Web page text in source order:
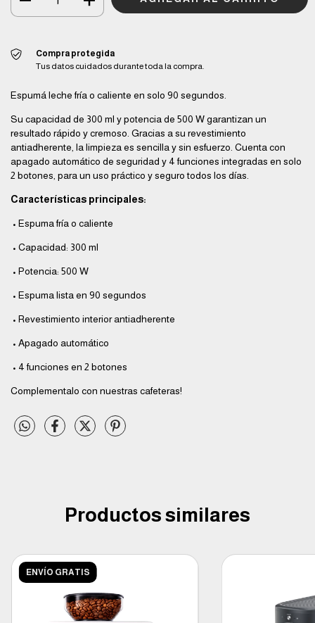
Compra protegida
Tus datos cuidados durante toda la compra.
Espumá leche fría o caliente en solo 90 segundos.
Su capacidad de 300 ml y potencia de 500 W garantizan un
resultado rápido y cremoso. Gracias a su revestimiento
antiadherente, la limpieza es sencilla y sin esfuerzo. Cuenta con
apagado automático de seguridad y 4 funciones integradas en solo
2 botones, para un uso práctico y seguro todos los días.
Características principales:
• Espuma fría o caliente
• Capacidad: 300 ml
• Potencia: 500 W
• Espuma lista en 90 segundos
• Revestimiento interior antiadherente
• Apagado automático
• 4 funciones en 2 botones
Complementalo con nuestras cafeteras!
Productos similares
ENVÍO GRATIS